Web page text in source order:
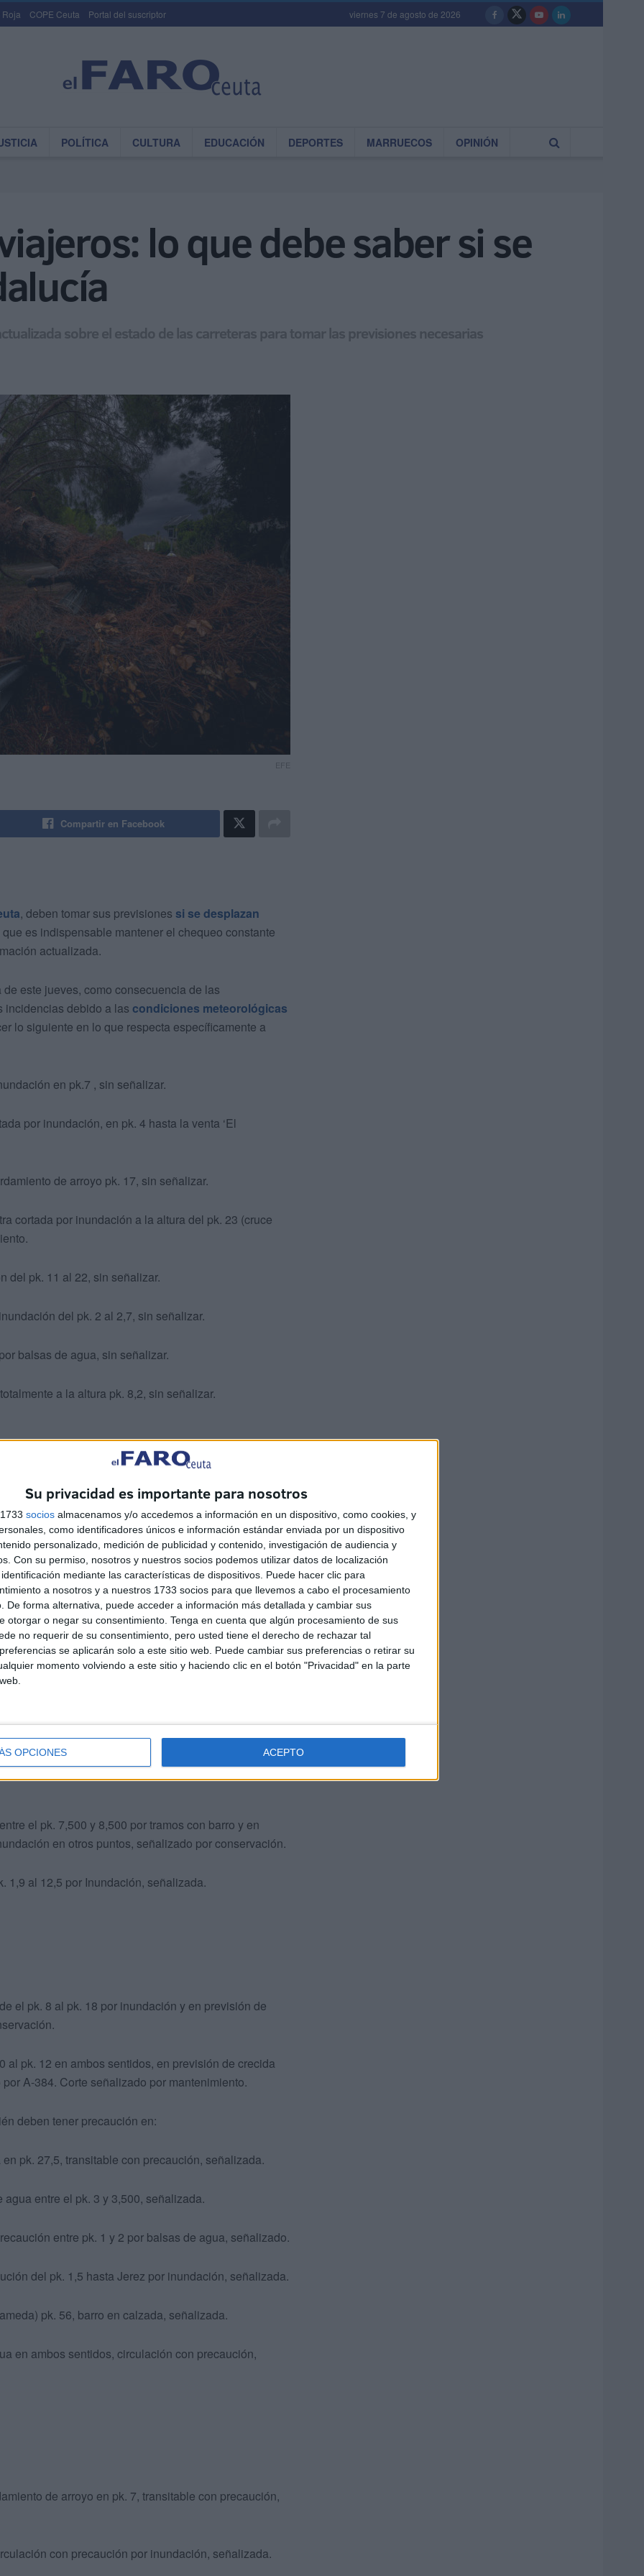
Su privacidad es importante para nosotros
socios almacenamos y/o accedemos a información en un dispositivo, como cookies, y
como identificadores únicos e información estándar enviada por un dispositivo
personalizado, medición de publicidad y contenido, investigación de audiencia y
Con su permiso, nosotros y nuestros socios podemos utilizar datos de localización
mediante las características de dispositivos. Puede hacer clic para
a nosotros y a nuestros 1733 socios para que llevemos a cabo el procesamiento
De forma alternativa, puede acceder a información más detallada y cambiar sus
otorgar o negar su consentimiento. Tenga en cuenta que algún procesamiento de sus
no requerir de su consentimiento, pero usted tiene el derecho de rechazar tal
se aplicarán solo a este sitio web. Puede cambiar sus preferencias o retirar su
momento volviendo a este sitio y haciendo clic en el botón "Privacidad" en la parte
OPCIONES ACEPTO
Roja COPE Ceuta Portal del suscriptor viernes 7 de agosto de 2026
POLÍTICA CULTURA EDUCACIÓN DEPORTES MARRUECOS OPINIÓN
lo que debe saber si se
sobre el estado de las carreteras para tomar las previsiones necesarias
EFE
Compartir en Facebook
, deben tomar sus previsiones si se desplazan
es indispensable mantener el chequeo constante
actualizada.
este jueves, como consecuencia de las
incidencias debido a las condiciones meteorológicas
lo siguiente en lo que respecta específicamente a
en pk.7 , sin señalizar.
por inundación, en pk. 4 hasta la venta ‘El
de arroyo pk. 17, sin señalizar.
cortada por inundación a la altura del pk. 23 (cruce
del pk. 11 al 22, sin señalizar.
del pk. 2 al 2,7, sin señalizar.
balsas de agua, sin señalizar.
a la altura pk. 8,2, sin señalizar.
conservación está procediendo a señalizar
junto a CA-8101 y reincorporación a pk. 26 de A-384.
Corte Total por inundación, señalizado por
0,300 al pk. 1,200, señalizado por conservación.
sentidos, por rebasamiento de agua sobre la
el pk. 8,700 por inundación desborde del cauce del
el pk. 7,500 y 8,500 por tramos con barro y en
en otros puntos, señalizado por conservación.
1,9 al 12,5 por Inundación, señalizada.
el pk. 8 al pk. 18 por inundación y en previsión de
al pk. 12 en ambos sentidos, en previsión de crecida
A-384. Corte señalizado por mantenimiento.
deben tener precaución en:
pk. 27,5, transitable con precaución, señalizada.
entre el pk. 3 y 3,500, señalizada.
entre pk. 1 y 2 por balsas de agua, señalizado.
del pk. 1,5 hasta Jerez por inundación, señalizada.
pk. 56, barro en calzada, señalizada.
en ambos sentidos, circulación con precaución,
de arroyo en pk. 7, transitable con precaución,
con precaución por inundación, señalizada.